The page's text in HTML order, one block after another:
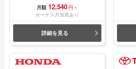
月額 12,540 円～
ボーナス月加算あり
詳細を見る